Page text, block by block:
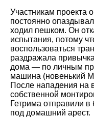
Участникам проекта
постоянно
ходил пешком. Он
испытания, потому
воспользоваться
раздражала
дома — по личным
машина (новенький
После нападения на
собственной
Гетрима отправили в
под домашний арест.